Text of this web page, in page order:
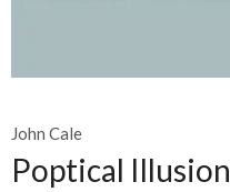
John Cale
Poptical Illusion